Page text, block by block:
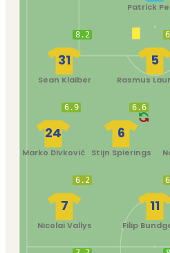
Patrick
5
Rasmus
8.2
31
Sean Klaiber
6.6
6
Stijn Spierings
6.9
24
Marko Divković
11
Filip
6.2
7
Nicolai Vallys